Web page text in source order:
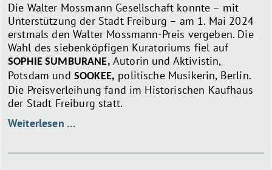
Die Walter Mossmann Gesellschaft konnte – mit
Unterstützung der Stadt Freiburg – am 1. Mai 2024
erstmals den Walter Mossmann-Preis vergeben. Die
Wahl des siebenköpfigen Kuratoriums fiel auf
SOPHIE SUMBURANE, Autorin und Aktivistin,
Potsdam und SOOKEE, politische Musikerin, Berlin.
Die Preisverleihung fand im Historischen Kaufhaus
der Stadt Freiburg statt.
Weiterlesen …
2024